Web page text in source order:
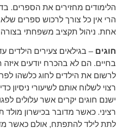
הלימודים מחזירים את הספרים.
הרי אין כל צורך לרכוש ספרים
אחת. ניהול תקציב משפחתי
חוגים – בגילאים צעירים הילדים
בחיים. הם לא בהכרח יודעים
לרשום את הילדים לחוג כלשהו
רצוי לשלוח אותם לשיעורי
ישנם חוגים יקרים אשר עלולים
רציני. כאשר מדובר בכישרון
לתת לילד להתפתח, אולם כאשר